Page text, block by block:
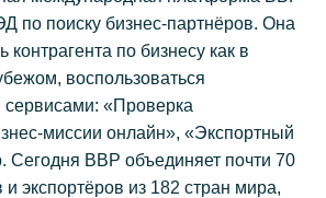
по поиску бизнес-партнёров. Она
контрагента по бизнесу как в
воспользоваться
«Проверка
миссии онлайн», «Экспортный
Сегодня BBP объединяет почти 70
экспортёров из 182 стран мира,